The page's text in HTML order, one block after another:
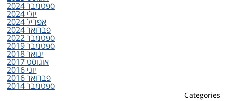
ספטמבר 2024
יולי 2024
אפריל 2024
פברואר 2024
ספטמבר 2022
ספטמבר 2019
ינואר 2018
אוגוסט 2017
יוני 2016
פברואר 2016
ספטמבר 2014
Categories